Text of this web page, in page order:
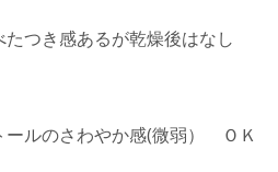
つき感あるが乾燥後はなし
ルのさわやか感(微弱） ＯＫ